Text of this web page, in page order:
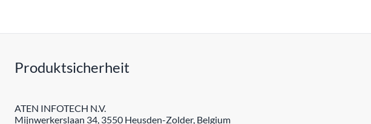
Produktsicherheit
ATEN INFOTECH N.V.
Mijnwerkerslaan 34, 3550 Heusden-Zolder, Belgium